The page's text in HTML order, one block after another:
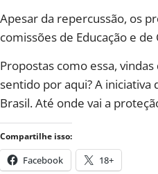
Apesar da repercussão, os
comissões de Educação e
Propostas como essa,
sentido por aqui? A iniciativa
Brasil. Até onde vai a
Compartilhe isso:
Facebook 18+